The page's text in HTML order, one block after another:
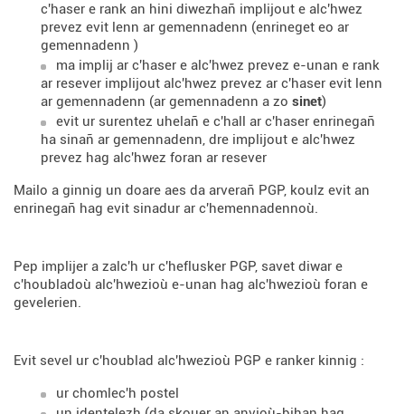
c'haser e rank an hini diwezhañ implijout e alc'hwez
prevez evit lenn ar gemennadenn (enrineget eo ar
gemennadenn )
ma implij ar c'haser e alc'hwez prevez e-unan e rank
ar resever implijout alc'hwez prevez ar c'haser evit lenn
ar gemennadenn (ar gemennadenn a zo sinet)
evit ur surentez uhelañ e c'hall ar c'haser enrinegañ
ha sinañ ar gemennadenn, dre implijout e alc'hwez
prevez hag alc'hwez foran ar resever
Mailo a ginnig un doare aes da arverañ PGP, koulz evit an
enrinegañ hag evit sinadur ar c'hemennadennoù.
Pep implijer a zalc'h ur c'heflusker PGP, savet diwar e
c'houbladoù alc'hwezioù e-unan hag alc'hwezioù foran e
gevelerien.
Evit sevel ur c'houblad alc'hwezioù PGP e ranker kinnig :
ur chomlec'h postel